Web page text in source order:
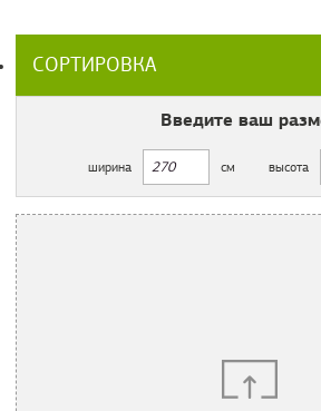
СОРТИРОВКА
Введите ваш
ширина см высота